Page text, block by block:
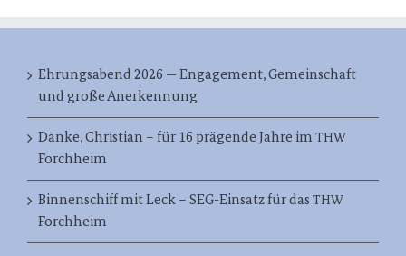
Ehrungsabend 2026 — Engagement, Gemeinschaft
und große Anerkennung
Danke, Christian – für 16 prägende Jahre im THW
Forchheim
Binnenschiff mit Leck – SEG-Einsatz für das THW
Forchheim